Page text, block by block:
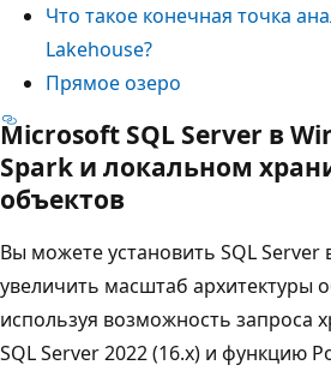
Что такое конечная точка
Lakehouse?
Прямое озеро
Microsoft SQL Server в
Spark и локальном
объектов
Вы можете установить SQL Server
увеличить масштаб архитектуры
используя возможность запроса
SQL Server 2022 (16.x) и функцию